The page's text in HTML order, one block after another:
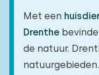
Met een
Drenthe
de natuur.